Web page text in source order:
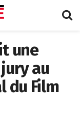
une
au
du Film